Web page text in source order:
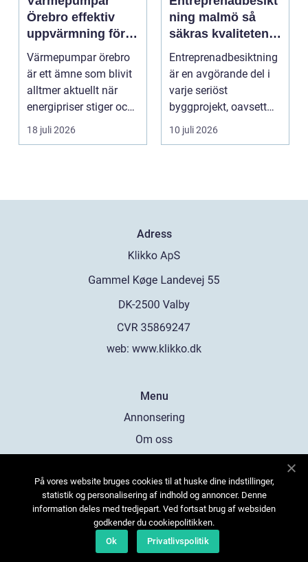
Örebro effektiv
uppvärmning för
hus och
fastigheter
Värmepumpar örebro
är ett ämne som blivit
alltmer aktuellt när
energipriser stiger och
fler vill sän...
18 juli 2026
ning malmö så
säkras kvaliteten i
byggprojekt
Entreprenadbesiktning
är en avgörande del i
varje seriöst
byggprojekt, oavsett
om det handlar om en
10 juli 2026
Adress
web: www.klikko.dk
Menu
Annonsering
Om oss
Kontakta oss
Sitemap
På vores website bruges cookies til at huske dine indstillinger,
statistik og personalisering af indhold og annoncer. Denne
information deles med tredjepart. Ved fortsat brug af websiden
godkender du cookiepolitikken.
Ok
Privatlivspolitik